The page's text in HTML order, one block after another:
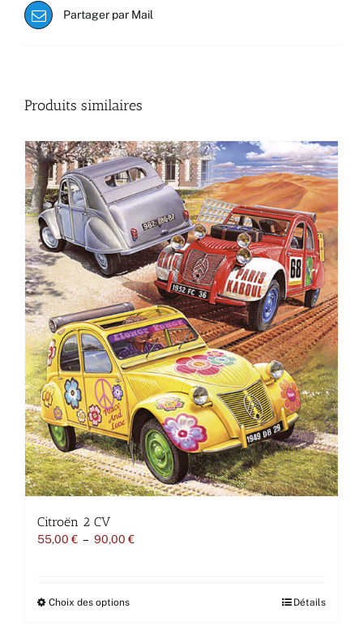
Partager par Mail
Produits similaires
Citroën 2 CV
55,00 € – 90,00 €Plage
Choix des optionsCe
Détails